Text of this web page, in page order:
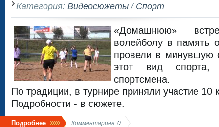
Категория: Видеосюжеты/Спорт
«Домашнюю»
волейболу в память
провели в минувшую
этот вид спорта,
спортсмена.
По традиции, в турнире приняли участие 10
Подробности - в сюжете.
Подробнее Комментариев: 0